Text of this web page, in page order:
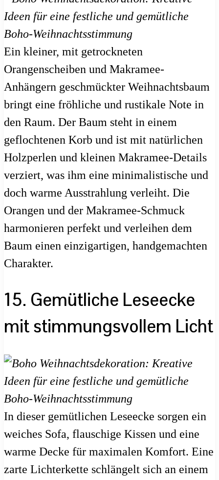
Ein kleiner, mit getrockneten
Orangenscheiben und Makramee-
Anhängern geschmückter Weihnachtsbaum
bringt eine fröhliche und rustikale Note in
den Raum. Der Baum steht in einem
geflochtenen Korb und ist mit natürlichen
Holzperlen und kleinen Makramee-Details
verziert, was ihm eine minimalistische und
doch warme Ausstrahlung verleiht. Die
Orangen und der Makramee-Schmuck
harmonieren perfekt und verleihen dem
Baum einen einzigartigen, handgemachten
Charakter.
15. Gemütliche Leseecke
mit stimmungsvollem Licht
In dieser gemütlichen Leseecke sorgen ein
weiches Sofa, flauschige Kissen und eine
warme Decke für maximalen Komfort. Eine
zarte Lichterkette schlängelt sich an einem